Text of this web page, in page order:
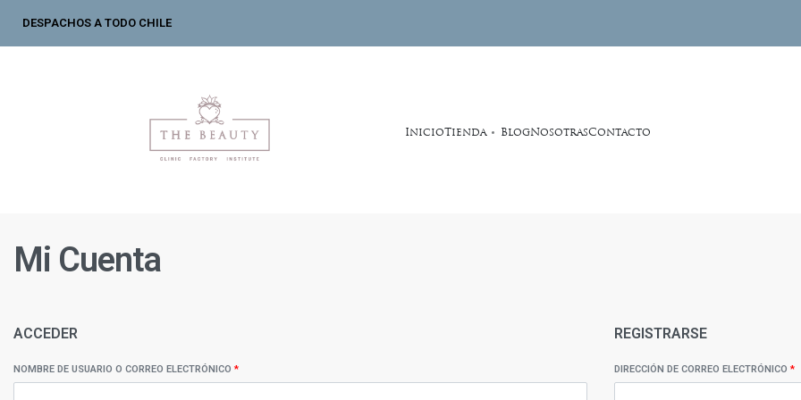
DESPACHOS A TODO CHILE
InicioTienda BlogNosotrasContacto
Mi Cuenta
ACCEDER
NOMBRE DE USUARIO O CORREO ELECTRÓNICO *
REGISTRARSE
DIRECCIÓN DE CORREO ELECTRÓNICO *